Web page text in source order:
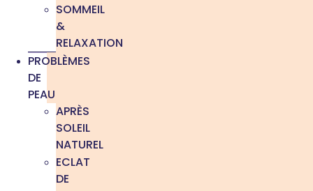
SOMMEIL
&
RELAXATION
PROBLÈMES
DE
PEAU
APRÈS
SOLEIL
NATUREL
ECLAT
DE